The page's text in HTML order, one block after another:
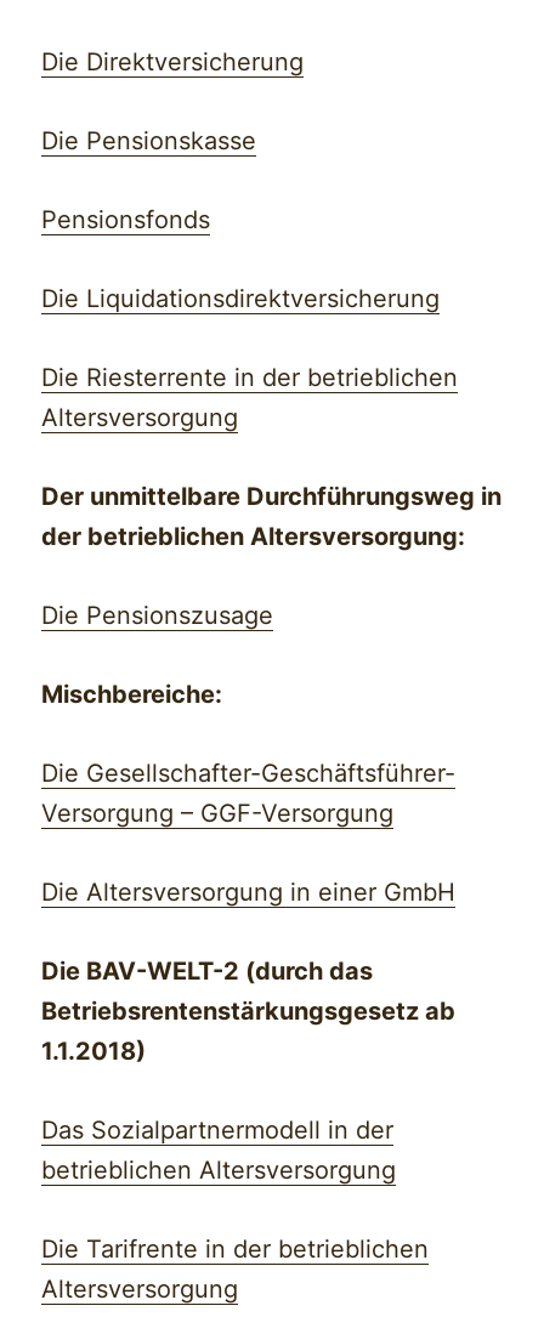
Die Direktversicherung
Die Pensionskasse
Pensionsfonds
Die Liquidationsdirektversicherung
Die Riesterrente in der betrieblichen
Altersversorgung
Der unmittelbare Durchführungsweg in
der betrieblichen Altersversorgung:
Die Pensionszusage
Mischbereiche:
Die Gesellschafter-Geschäftsführer-
Versorgung – GGF-Versorgung
Die Altersversorgung in einer GmbH
Die BAV-WELT-2 (durch das
Betriebsrentenstärkungsgesetz ab
1.1.2018)
Das Sozialpartnermodell in der
betrieblichen Altersversorgung
Die Tarifrente in der betrieblichen
Altersversorgung